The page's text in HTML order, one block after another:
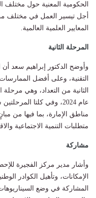
الحكومية المعنية حول مختلف
أجل تيسير العمل في مختلف
المعايير العلمية العالمية.
المرحلة الثانية
وأوضح الدكتور إبراهيم سعد
التقنية، وعلى أفضل
الثانية من التعداد، وهي
عام 2024، وفي كلتا
مناطق الإمارة، بما فيها من
متطلبات التنمية الاجتماعية
مشاركة
وأشار مدير مركز الفجيرة
الإمكانات، وتأهيل الكوادر
المشاركة في وضع